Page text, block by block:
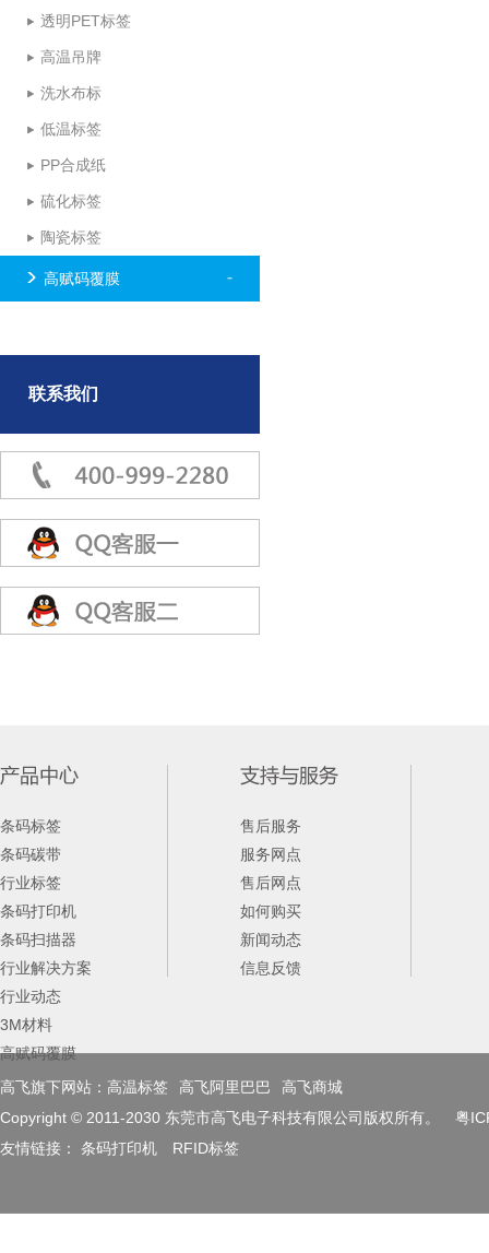
透明PET标签
高温吊牌
洗水布标
低温标签
PP合成纸
硫化标签
陶瓷标签
高赋码覆膜
联系我们
条码标签
条码碳带
行业标签
条码打印机
条码扫描器
行业解决方案
行业动态
3M材料
高赋码覆膜
售后服务
服务网点
售后网点
如何购买
新闻动态
信息反馈
高飞旗下网站： 高温标签 高飞阿里巴巴
高飞商城
Copyright © 2011-2030 东莞市高飞电子科技有限公司版权所有。 粤
友情链接： 条码打印机 RFID标签